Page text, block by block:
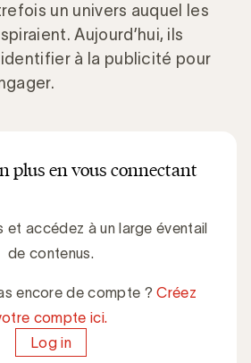
un univers auquel les
Aujourd’hui, ils
à la publicité pour
plus en vous connectant
et accédez à un large éventail
de contenus.
encore de compte ?Créez
compte ici.
Log in